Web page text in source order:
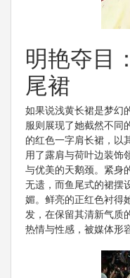
明艳夺目
尾裙
如果说浅黄长裙是梦幻
服则展现了她截然不同
的红色一字肩长裙，以
用了露肩与荷叶边装饰
与优美的天鹅颈。紧身
无遗，而鱼尾式的裙摆
媚。鲜亮的正红色衬得
发，在保留其清新气质
热情与性感，被媒体形